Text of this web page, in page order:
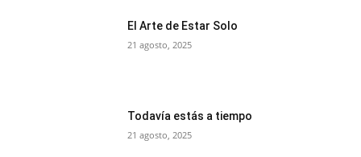
El Arte de Estar Solo
21 agosto, 2025
Todavía estás a tiempo
21 agosto, 2025